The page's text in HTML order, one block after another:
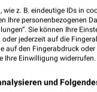
bei neuen
stressfrei planen
laden oder QR-Code
z. B. eindeutige IDs in
Ihre personenbezogenen
Sie können Ihre
jederzeit auf die
auf den Fingerabdruck
Ihre Einwilligung
und